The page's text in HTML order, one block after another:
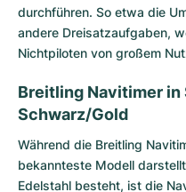
durchführen. So etwa die
andere Dreisatzaufgaben,
Nichtpiloten von großem
Breitling Navitimer in
Schwarz/Gold
Während die Breitling
bekannteste Modell
Edelstahl besteht, ist die